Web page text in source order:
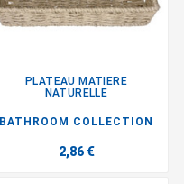
PLATEAU MATIERE
NATURELLE
BATHROOM COLLECTION
2,86 €